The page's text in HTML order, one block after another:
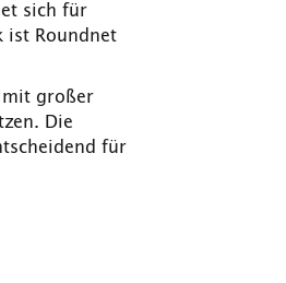
sich für
ist Roundnet
mit großer
Die
für